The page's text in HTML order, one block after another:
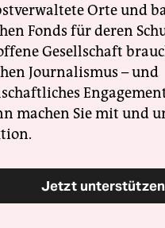
Orte und
Fonds für deren
Gesellschaft
Journalismus – und
machen Sie mit und
Jetzt unterstützen